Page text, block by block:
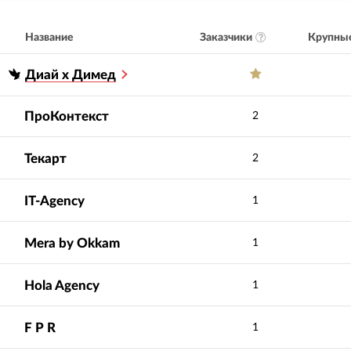
Название Заказчики
Диай х Димед
ПроКонтекст 2
Текарт 2
IT-Agency 1
Mera by Okkam 1
Hola Agency 1
F P R 1